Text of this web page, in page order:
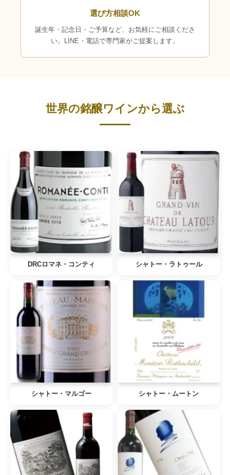
選び方相談OK
誕生年・記念日・ご予算など、お気軽にご相談くださ
い。LINE・電話で専門家がご提案します。
世界の銘醸ワインから選ぶ
DRCロマネ・コンティ シャトー・ラトゥール
シャトー・マルゴー シャトー・ムートン